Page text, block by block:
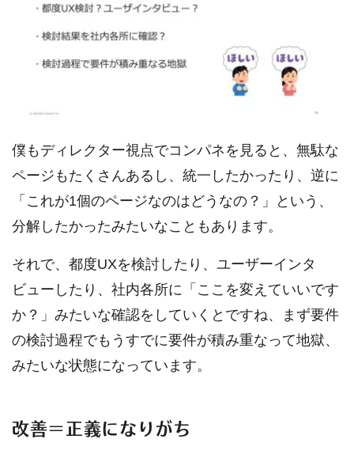
僕もディレクター視点でコンパネを見ると、無駄な
ページもたくさんあるし、統一したかったり、逆に
「これが1個のページなのはどうなの？」という、
分解したかったみたいなこともあります。
それで、都度UXを検討したり、ユーザーインタ
ビューしたり、社内各所に「ここを変えていいです
か？」みたいな確認をしていくとですね、まず要件
の検討過程でもうすでに要件が積み重なって地獄、
みたいな状態になっています。
改善＝正義になりがち